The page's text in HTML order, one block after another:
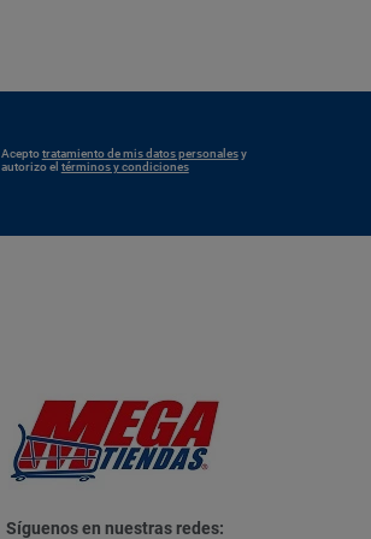
Aceptotratamiento de mis datos personalesy
autorizo el términos y condiciones
Síguenos en nuestras redes: